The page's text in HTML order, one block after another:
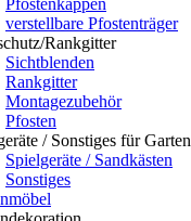
Pfostenkappen
verstellbare Pfostenträger
Rankgitter
Sichtblenden
Rankgitter
Montagezubehör
Pfosten
/ Sonstiges für Garten
Spielgeräte / Sandkästen
Sonstiges